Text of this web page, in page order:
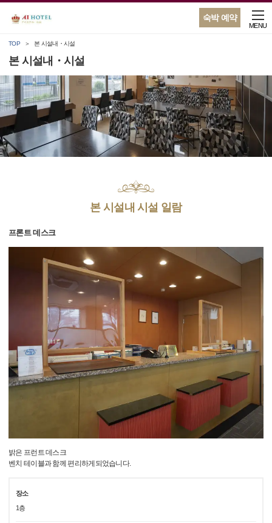
숙박 예약
MENU
TOP 본 시설내・시설
본 시설내・시설
본 시설내 시설 일람
프론트 데스크
밝은 프런트 데스크
벤치 테이블과 함께 편리하게되었습니다.
장소
1층